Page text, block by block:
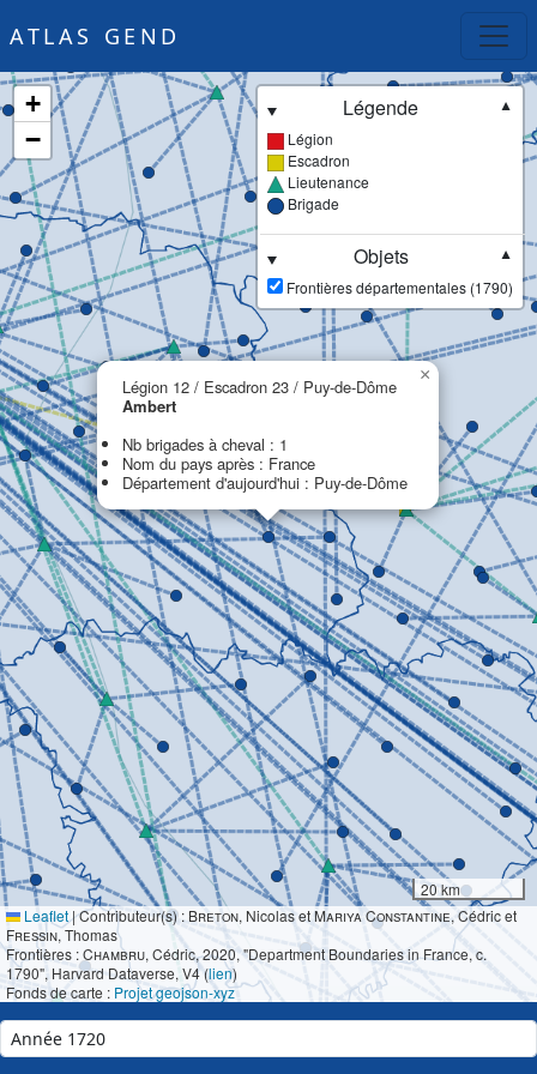
ATLAS GEND
Légion 12 / Escadron 23 / Puy-de-Dôme
Ambert
Nb brigades à cheval : 1
Nom du pays après : France
Département d'aujourd'hui : Puy-de-Dôme
×
+
−
Légende
▼
Légion
Escadron
Lieutenance
Brigade
Objets
▼
Frontières départementales (1790)
20 km
Leaflet|Contributeur(s) : Breton, Nicolas etMariya Constantine, Cédric et
Fressin, Thomas
Frontières :Chambru, Cédric, 2020, "Department Boundaries in France, c.
1790", Harvard Dataverse, V4 (lien)
Fonds de carte : Projet geojson-xyz